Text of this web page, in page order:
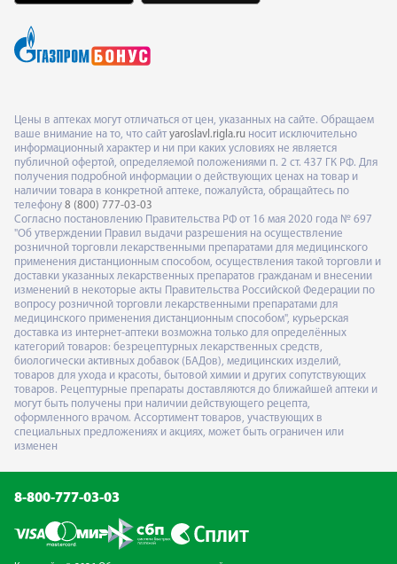
Цены в аптеках могут отличаться от цен, указанных на сайте. Обращаем
ваше внимание на то, что сайт yaroslavl.rigla.ru носит исключительно
информационный характер и ни при каких условиях не является
публичной офертой, определяемой положениями п. 2 ст. 437 ГК РФ. Для
получения подробной информации о действующих ценах на товар и
наличии товара в конкретной аптеке, пожалуйста, обращайтесь по
телефону 8 (800) 777-03-03
Согласно постановлению Правительства РФ от 16 мая 2020 года № 697
"Об утверждении Правил выдачи разрешения на осуществление
розничной торговли лекарственными препаратами для медицинского
применения дистанционным способом, осуществления такой торговли и
доставки указанных лекарственных препаратов гражданам и внесении
изменений в некоторые акты Правительства Российской Федерации по
вопросу розничной торговли лекарственными препаратами для
медицинского применения дистанционным способом", курьерская
доставка из интернет-аптеки возможна только для определённых
категорий товаров: безрецептурных лекарственных средств,
биологически активных добавок (БАДов), медицинских изделий,
товаров для ухода и красоты, бытовой химии и других сопутствующих
товаров. Рецептурные препараты доставляются до ближайшей аптеки и
могут быть получены при наличии действующего рецепта,
оформленного врачом. Ассортимент товаров, участвующих в
специальных предложениях и акциях, может быть ограничен или
изменен
8-800-777-03-03